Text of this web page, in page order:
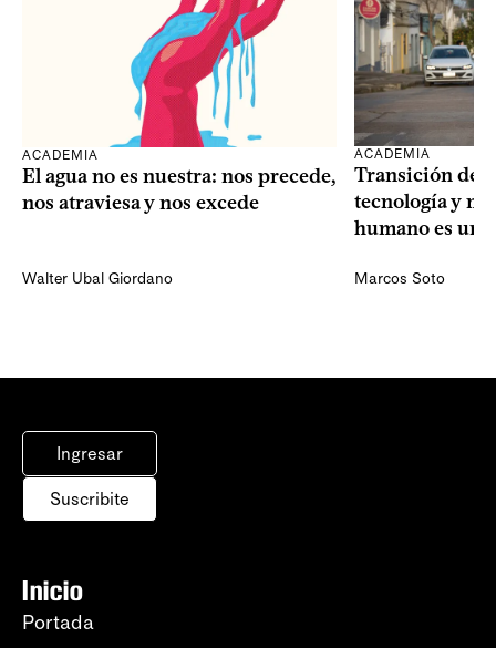
ACADEMIA
El agua no es nuestra: nos precede,
nos atraviesa y nos excede
Walter Ubal Giordano
ACADEMIA
Transición
tecnología y
humano es
Marcos Soto
Ingresar
Suscribite
Inicio
Portada